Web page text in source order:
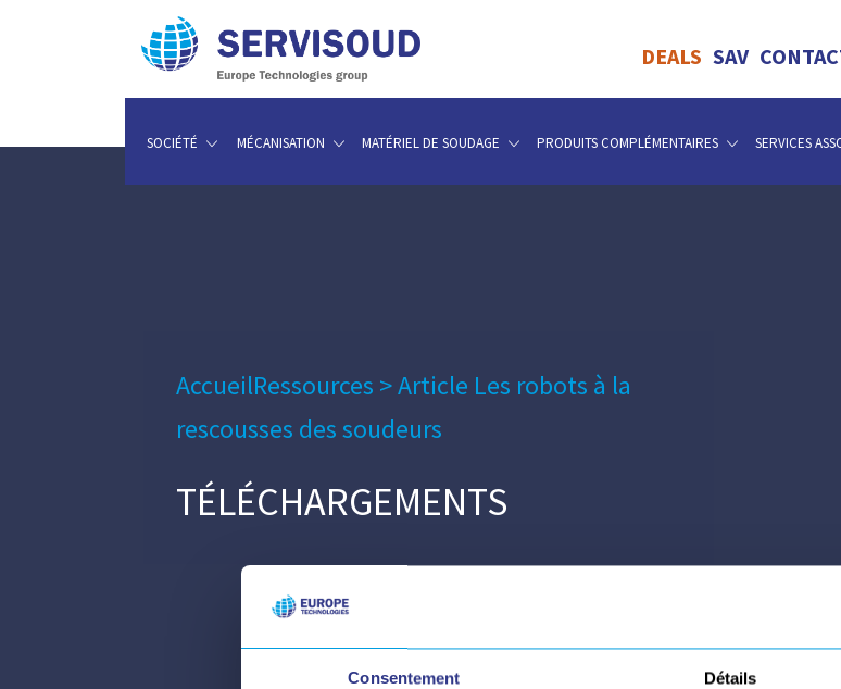
Consentement Détails
DEALS SAV
SOCIÉTÉ MÉCANISATION MATÉRIEL DE SOUDAGE PRODUITS COMPLÉMENTAIRES SERVICES
AccueilRessources >Article Les robots à la
rescousses des soudeurs
TÉLÉCHARGEMENTS